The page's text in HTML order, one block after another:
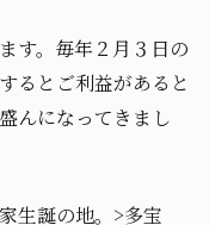
す。毎年２月３日の
るとご利益があると
んになってきまし
生誕の地。>多宝